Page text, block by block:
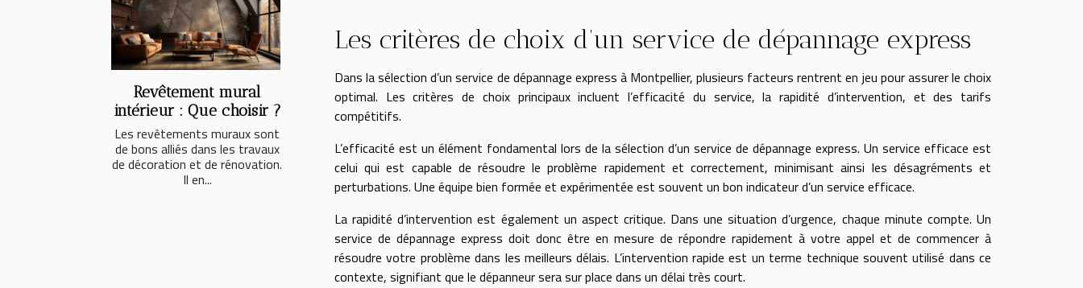
Revêtement mural
intérieur : Que choisir ?
Les revêtements muraux sont
de bons alliés dans les travaux
de décoration et de rénovation.
Il en...
Les critères de choix d’un service de dépannage express
Dans la sélection d’un service de dépannage express à Montpellier, plusieurs facteurs rentrent en jeu pour assurer le choix
optimal. Les critères de choix principaux incluent l’efficacité du service, la rapidité d’intervention, et des tarifs
compétitifs.
L’efficacité est un élément fondamental lors de la sélection d’un service de dépannage express. Un service efficace est
celui qui est capable de résoudre le problème rapidement et correctement, minimisant ainsi les désagréments et
perturbations. Une équipe bien formée et expérimentée est souvent un bon indicateur d’un service efficace.
La rapidité d’intervention est également un aspect critique. Dans une situation d’urgence, chaque minute compte. Un
service de dépannage express doit donc être en mesure de répondre rapidement à votre appel et de commencer à
résoudre votre problème dans les meilleurs délais. L’intervention rapide est un terme technique souvent utilisé dans ce
contexte, signifiant que le dépanneur sera sur place dans un délai très court.